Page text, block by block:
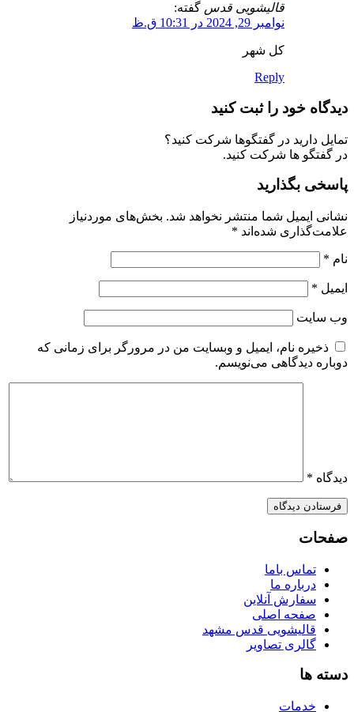
قالیشویی قدس گفته:
نوامبر 29, 2024 در 10:31 ق.ظ
کل شهر
Reply
دیدگاه خود را ثبت کنید
تمایل دارید در گفتگوها شرکت کنید؟
در گفتگو ها شرکت کنید.
پاسخی بگذارید
نشانی ایمیل شما منتشر نخواهد شد. بخش‌های موردنیاز
علامت‌گذاری شده‌اند *
نام *
ایمیل *
وب‌ سایت
ذخیره نام، ایمیل و وبسایت من در مرورگر برای زمانی که
دوباره دیدگاهی می‌نویسم.
دیدگاه *
صفحات
تماس باما
درباره ما
سفارش آنلاین
صفحه اصلی
قالیشویی قدس مشهد
گالری تصاویر
دسته ها
خدمات